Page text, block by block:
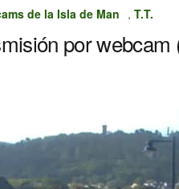
de la Isla de Man ,T.T.
por webcam